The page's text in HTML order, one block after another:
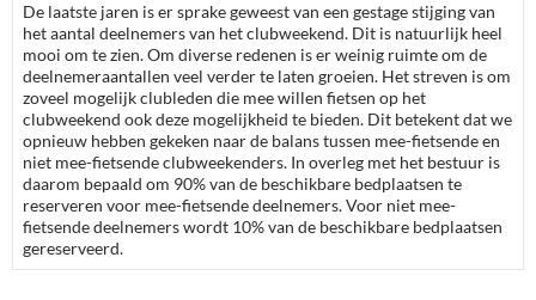
De laatste jaren is er sprake geweest van een gestage stijging van
het aantal deelnemers van het clubweekend. Dit is natuurlijk heel
mooi om te zien. Om diverse redenen is er weinig ruimte om de
deelnemeraantallen veel verder te laten groeien. Het streven is om
zoveel mogelijk clubleden die mee willen fietsen op het
clubweekend ook deze mogelijkheid te bieden. Dit betekent dat we
opnieuw hebben gekeken naar de balans tussen mee-fietsende en
niet mee-fietsende clubweekenders. In overleg met het bestuur is
daarom bepaald om 90% van de beschikbare bedplaatsen te
reserveren voor mee-fietsende deelnemers. Voor niet mee-
fietsende deelnemers wordt 10% van de beschikbare bedplaatsen
gereserveerd.